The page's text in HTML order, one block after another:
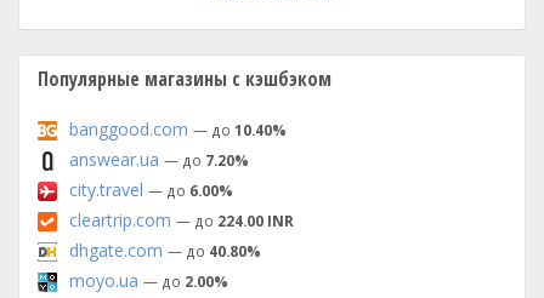
Популярные магазины с кэшбэком
banggood.com — до 10.40%
answear.ua — до 7.20%
city.travel — до 6.00%
cleartrip.com — до 224.00 INR
dhgate.com — до 40.80%
moyo.ua — до 2.00%